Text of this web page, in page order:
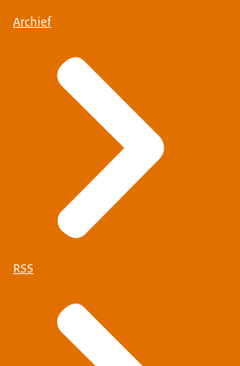
Archief
RSS